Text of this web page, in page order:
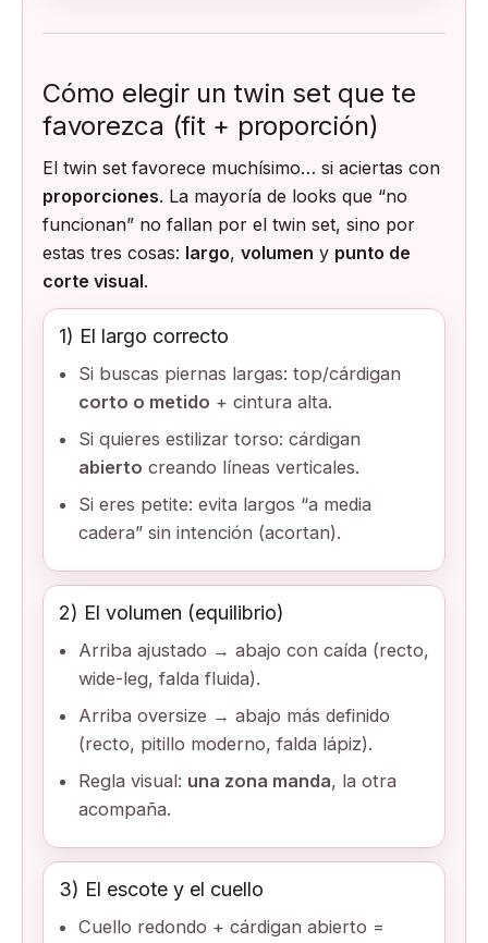
Cómo elegir un twin set que te
favorezca (fit + proporción)
El twin set favorece muchísimo… si aciertas con
proporciones. La mayoría de looks que “no
funcionan” no fallan por el twin set, sino por
estas tres cosas: largo, volumen y punto de
corte visual.
1) El largo correcto
Si buscas piernas largas: top/cárdigan
corto o metido + cintura alta.
Si quieres estilizar torso: cárdigan
abierto creando líneas verticales.
Si eres petite: evita largos “a media
cadera” sin intención (acortan).
2) El volumen (equilibrio)
Arriba ajustado → abajo con caída (recto,
wide-leg, falda fluida).
Arriba oversize → abajo más definido
(recto, pitillo moderno, falda lápiz).
Regla visual: una zona manda, la otra
acompaña.
3) El escote y el cuello
Cuello redondo + cárdigan abierto =